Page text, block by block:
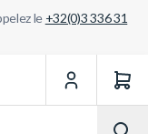
le +32(0)3 336 31